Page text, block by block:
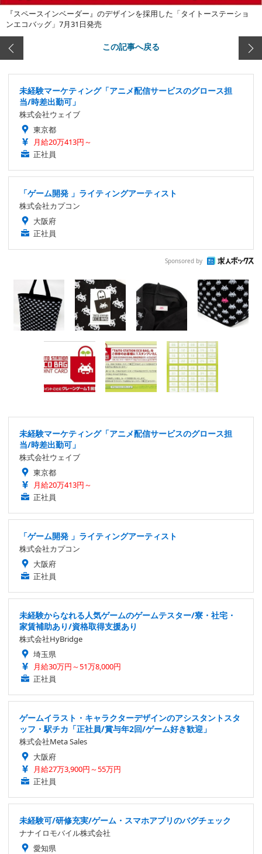
『スペースインベーダー』のデザインを採用した「タイトーステーショ
ンエコバッグ」7月31日発売
この記事へ戻る
未経験マーケティング「アニメ配信サービスのグロース担
当/時差出勤可」
株式会社ウェイブ
東京都
月給20万413円～
正社員
「ゲーム開発 」ライティングアーティスト
株式会社カプコン
大阪府
正社員
Sponsored by
未経験マーケティング「アニメ配信サービスのグロース担
当/時差出勤可」
株式会社ウェイブ
東京都
月給20万413円～
正社員
「ゲーム開発 」ライティングアーティスト
株式会社カプコン
大阪府
正社員
未経験からなれる人気ゲームのゲームテスター/寮・社宅・
家賃補助あり/資格取得支援あり
株式会社HyBridge
埼玉県
月給30万円～51万8,000円
正社員
ゲームイラスト・キャラクターデザインのアシスタントスタ
ッフ・駅チカ「正社員/賞与年2回/ゲーム好き歓迎」
株式会社Meta Sales
大阪府
月給27万3,900円～55万円
正社員
未経験可/研修充実/ゲーム・スマホアプリのバグチェック
ナナイロモバイル株式会社
愛知県